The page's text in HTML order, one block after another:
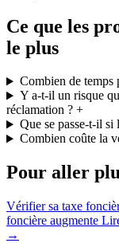
Ce que les
le plus
Combien de temps
Y a-t-il un risque
réclamation ? +
Que se passe-t-il
Combien coûte la
Pour aller
Vérifier sa taxe
foncière augmente
→